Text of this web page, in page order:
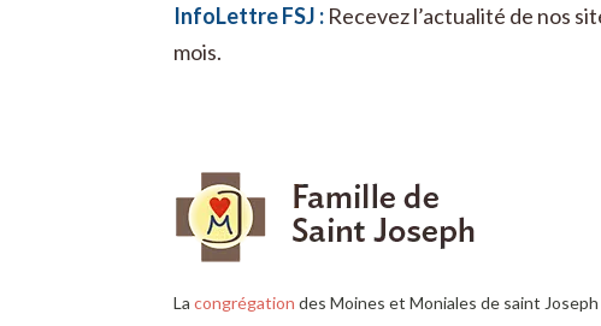
InfoLettre FSJ : Recevez l’actualité de nos
mois.
La congrégation des Moines et Moniales de saint